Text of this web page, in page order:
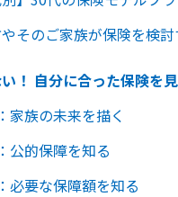
そのご家族が保険を検
！ 自分に合った保険を
家族の未来を描く
公的保障を知る
必要な保障額を知る